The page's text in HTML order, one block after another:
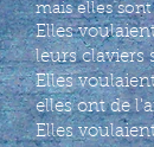
mais elles
Elles
leurs claviers
Elles
elles ont de
Elles